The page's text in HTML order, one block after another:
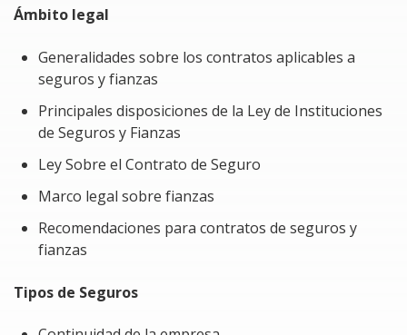
Conocerás el alcance y la repercusión de los
seguros y fianzas contratados en la empresa.
Anticiparás las consecuencias legales y operativas
de las fallas en obligaciones respaldadas por
seguros o fianzas..
Lograrás diferenciar con claridad una fianza de un
seguro, comprendiendo la clasificación de ambos
recursos y determinando su implementación
estratégica de acuerdo con los requerimientos
Ámbito legal
Generalidades sobre los contratos aplicables a
seguros y fianzas
Principales disposiciones de la Ley de Instituciones
de Seguros y Fianzas
Ley Sobre el Contrato de Seguro
Marco legal sobre fianzas
Recomendaciones para contratos de seguros y
fianzas
Tipos de Seguros